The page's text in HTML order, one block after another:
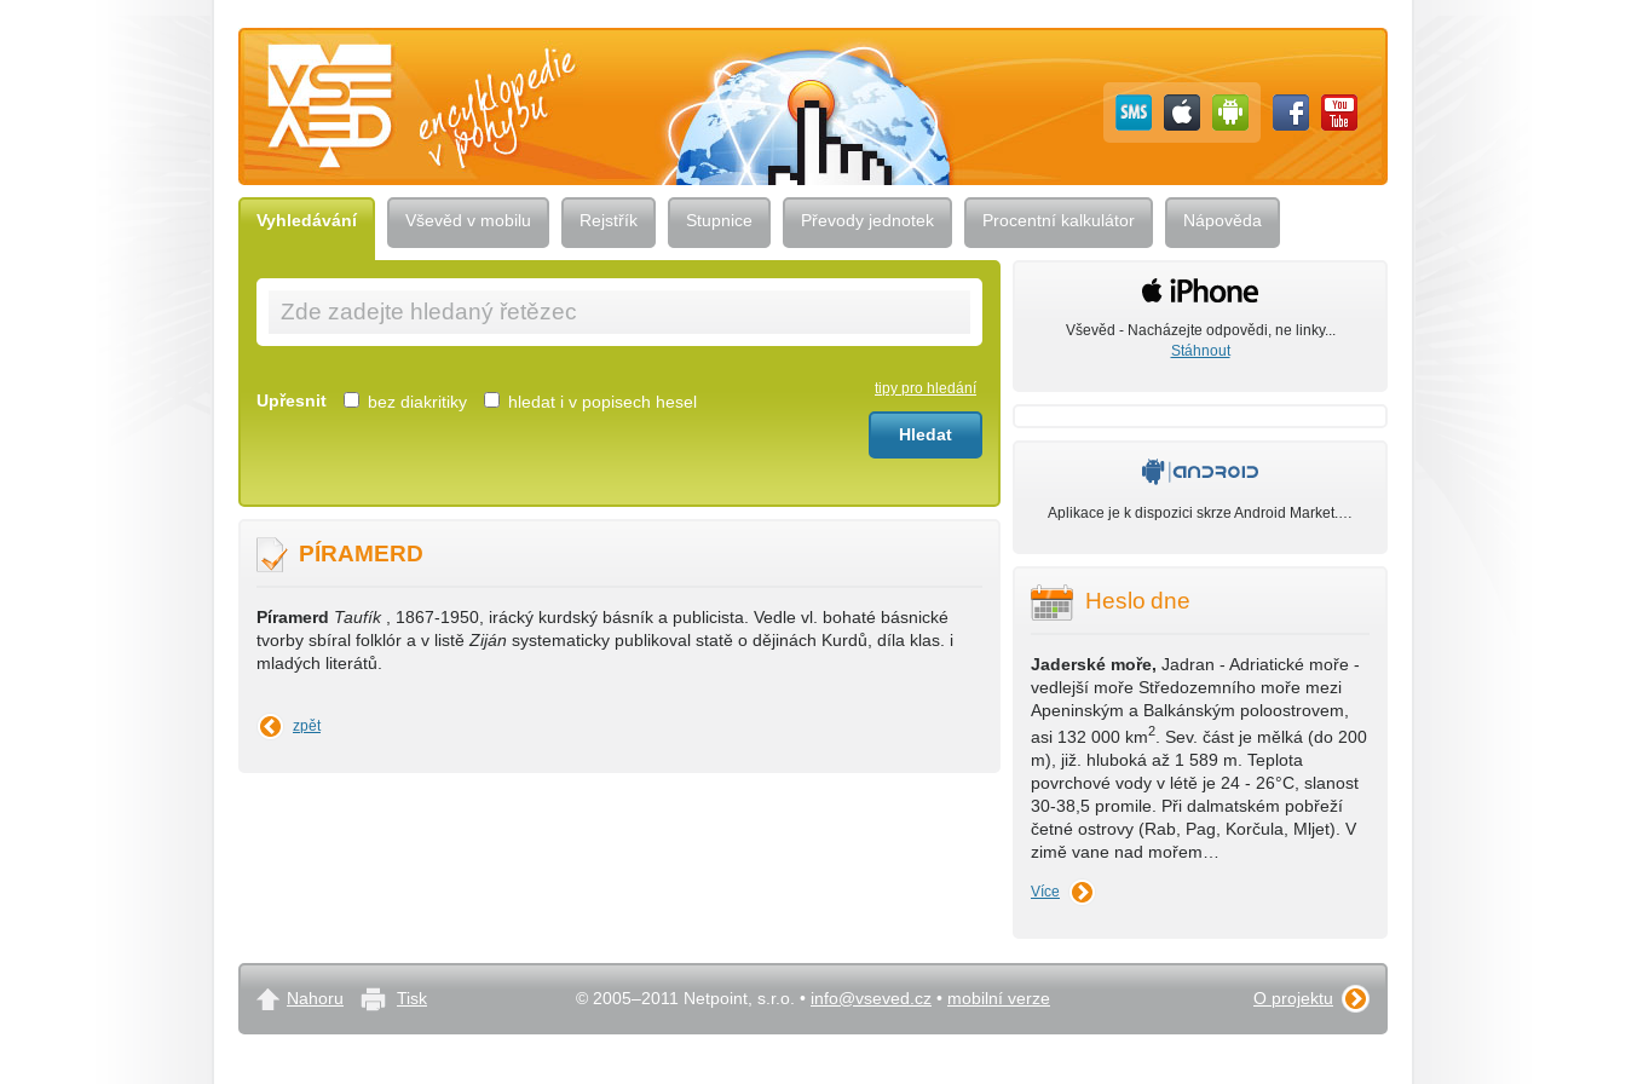
Vševěd — encyklopedie v pohybu
Vyhledávání Vševěd v mobilu Rejstřík Stupnice Převody jednotek Procentní kalkulátor Nápověda
Upřesnit bez diakritiky hledat i v popisech hesel
tipy pro hledání
PÍRAMERD
Píramerd Taufík, 1867-1950, irácký kurdský básník a publicista. Vedle vl. bohaté básnické
tvorby sbíral folklór a v listěZiján systematicky publikoval statě o dějinách Kurdů, díla klas. i
mladých literátů.
zpět
Vševěd - Nacházejte odpovědi, ne linky...
Stáhnout
Aplikace je k dispozici skrze Android Market.…
Heslo dne
Jaderské moře, Jadran - Adriatické moře -
vedlejší moře Středozemního moře mezi
Apeninským a Balkánským poloostrovem,
asi 132 000 km2
. Sev. část je mělká (do 200
m), již. hluboká až 1 589 m. Teplota
povrchové vody v létě je 24 - 26°C, slanost
30-38,5 promile. Při dalmatském pobřeží
četné ostrovy (Rab, Pag, Korčula, Mljet). V
zimě vane nad mořem…
Více
© 2005–2011 Netpoint, s.r.o. • info@vseved.cz • mobilní verze
Nahoru Tisk O projektu